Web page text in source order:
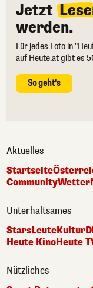
Jetzt
werden.
Für jedes Foto in
auf Heute.at gibt es
So geht's
Aktuelles
Startseite
CommunityWetter
Unterhaltsames
StarsLeuteKultur
Heute KinoHeute
Nützliches